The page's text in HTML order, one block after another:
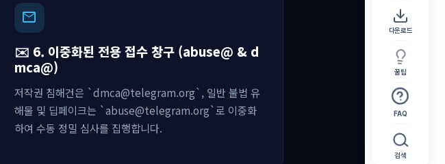
다운로드
꿀팁
FAQ
검색
mail
✉️ 6. 이중화된 전용 접수 창구 (abuse@ & d
mca@)
저작권 침해건은 `dmca@telegram.org`, 일반 불법 유
해물 및 딥페이크는 `abuse@telegram.org`로 이중화
하여 수동 정밀 심사를 집행합니다.